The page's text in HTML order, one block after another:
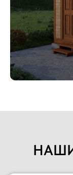
Наше
потенциальных
можете всегда к
убедиться в
сам